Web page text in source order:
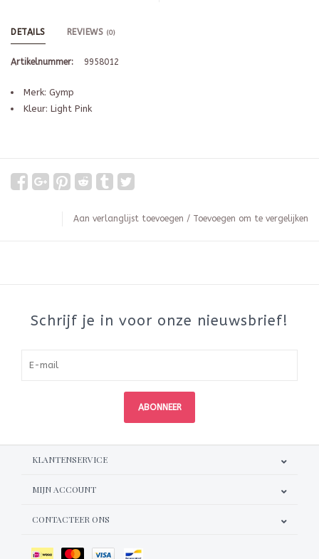
DETAILS REVIEWS (0)
Artikelnummer: 9958012
Merk: Gymp
Kleur: Light Pink
Aan verlanglijst toevoegen / Toevoegen om te vergelijken
Schrijf je in voor onze nieuwsbrief!
ABONNEER
KLANTENSERVICE
MIJN ACCOUNT
CONTACTEER ONS